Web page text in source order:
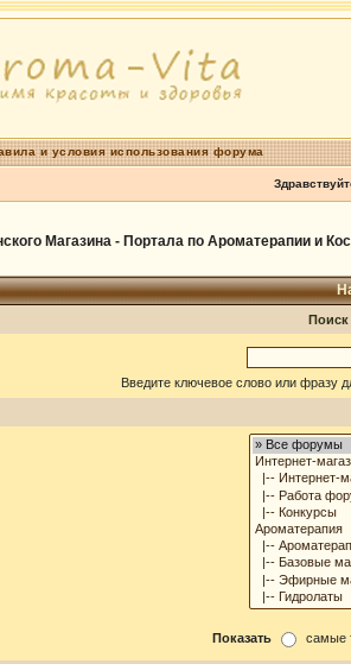
и условия использования форума
Магазина - Портала по Ароматерапии и
Введите ключевое слово или фразу
Показать самые